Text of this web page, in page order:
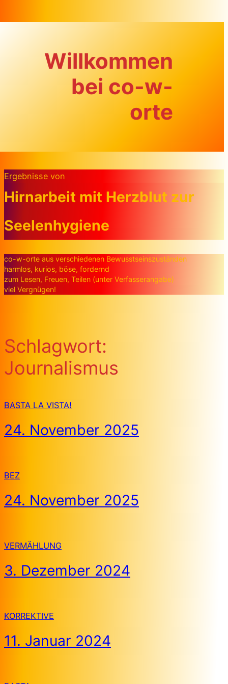
Willkommen
bei co-w-
orte
Ergebnisse von
Hirnarbeit mit Herzblut zur
Seelenhygiene
co-w-orte aus verschiedenen Bewusstseinszuständen
harmlos, kurios, böse, fordernd
zum Lesen, Freuen, Teilen (unter Verfasserangabe)
viel Vergnügen!
Schlagwort:
Journalismus
BASTA LA VISTA!
24. November 2025
BEZ
24. November 2025
VERMÄHLUNG
3. Dezember 2024
KORREKTIVE
11. Januar 2024